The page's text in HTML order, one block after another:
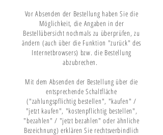
Vor Absenden der Bestellung haben Sie die
Möglichkeit, die Angaben in der
Bestellübersicht nochmals zu überprüfen, zu
ändern (auch über die Funktion "zurück" des
Internetbrowsers) bzw. die Bestellung
abzubrechen.
Mit dem Absenden der Bestellung über die
entsprechende Schaltfläche
("zahlungspflichtig bestellen", "kaufen" /
"jetzt kaufen", "kostenpflichtig bestellen",
"bezahlen" / "jetzt bezahlen" oder ähnliche
Bezeichnung) erklären Sie rechtsverbindlich